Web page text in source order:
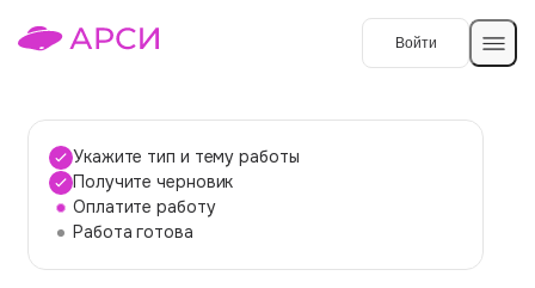
Войти
Темы работ
О сервисе
Укажите тип и тему работы
Получите черновик
Оплатите работу
Работа готова